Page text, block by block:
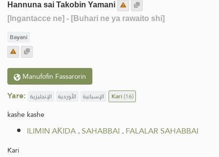
Hannuna sai Takobin Yamani
[Ingantacce ne] - [Buhari ne ya rawaito shi]
Bayani
Manufofin Fassarorin
Yare: الإنجليزية الأوردية الإسبانية Kari(16)
kashe kashe
ILIMIN AƘIDA.SAHABBAI .FALALAR SAHABBAI
Kari